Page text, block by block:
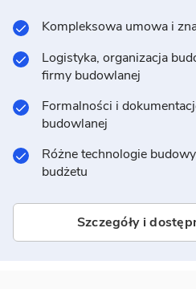
Kompleksowa umowa i
Logistyka, organizacja
firmy budowlanej
Formalności i
budowlanej
Różne technologie
budżetu
Szczegóły i